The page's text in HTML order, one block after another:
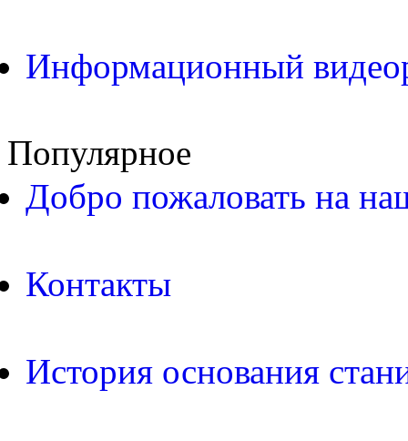
Информационный
Популярное
Добро пожаловать на
Контакты
История основания